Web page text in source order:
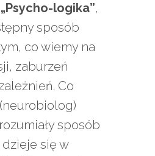
logika”,
sposób
co wiemy na
zaburzeń
Co
sposób
dzieje się w